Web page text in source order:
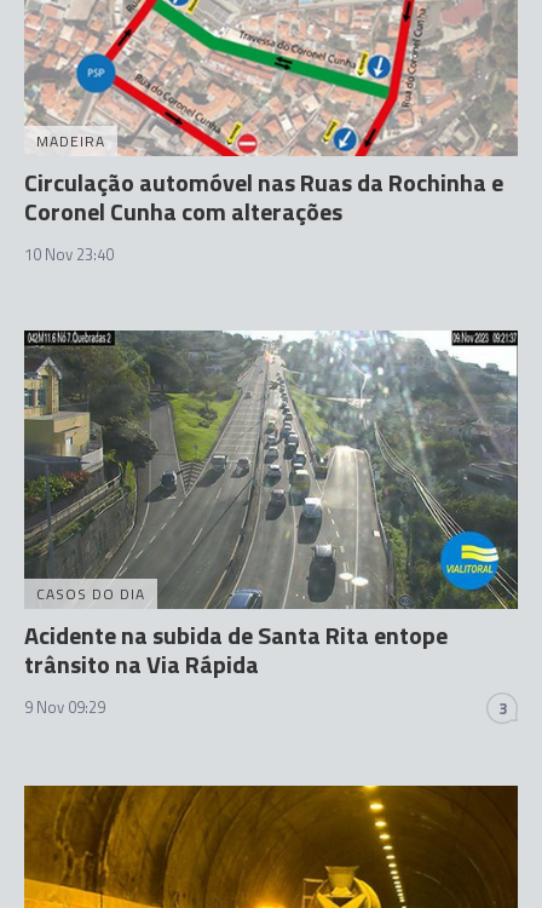
MADEIRA
Circulação automóvel nas Ruas da Rochinha e
Coronel Cunha com alterações
10 Nov 23:40
CASOS DO DIA
Acidente na subida de Santa Rita entope
trânsito na Via Rápida
9 Nov 09:29 3